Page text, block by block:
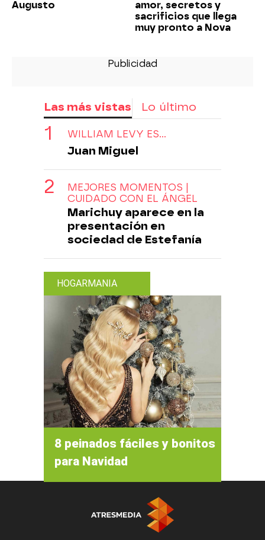
Augusto
amor, secretos y
sacrificios que llega
muy pronto a Nova
Las más vistas Lo último
WILLIAM LEVY ES...
Juan Miguel
MEJORES MOMENTOS |
CUIDADO CON EL ÁNGEL
Marichuy aparece en la
presentación en
sociedad de Estefanía
HOGARMANIA
8 peinados fáciles y bonitos
para Navidad